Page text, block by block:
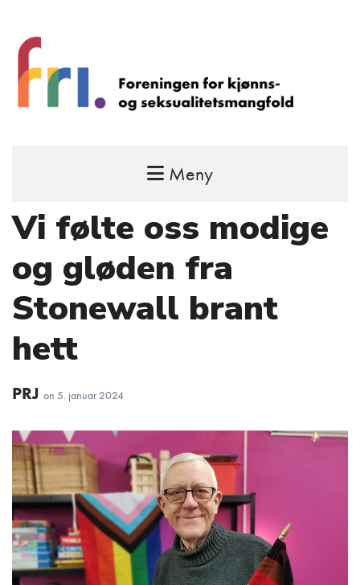
FRI – foreningen for kjønns- og
STÅ OPP FOR RETTEN TIL Å VÆRE FRI
Meny
Vi følte oss modige
og gløden fra
Stonewall brant
hett
PRJ on 5. januar 2024